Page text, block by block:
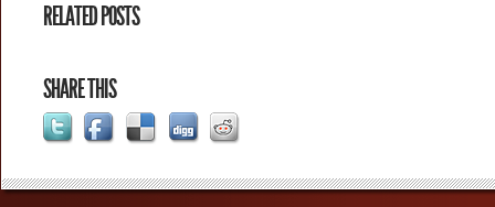
RELATED POSTS
SHARE THIS